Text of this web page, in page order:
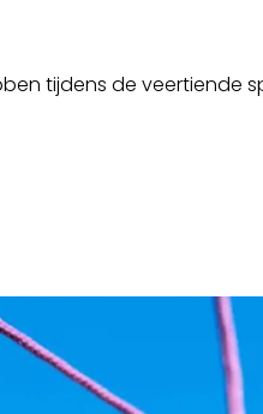
tijdens de veertiende